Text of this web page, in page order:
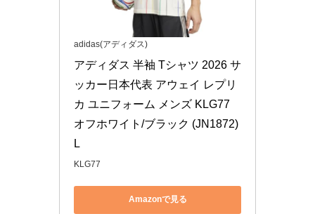
adidas(アディダス)
アディダス 半袖 Tシャツ 2026 サ
ッカー日本代表 アウェイ レプリ
カ ユニフォーム メンズ KLG77
オフホワイト/ブラック (JN1872)
L
KLG77
Amazonで見る